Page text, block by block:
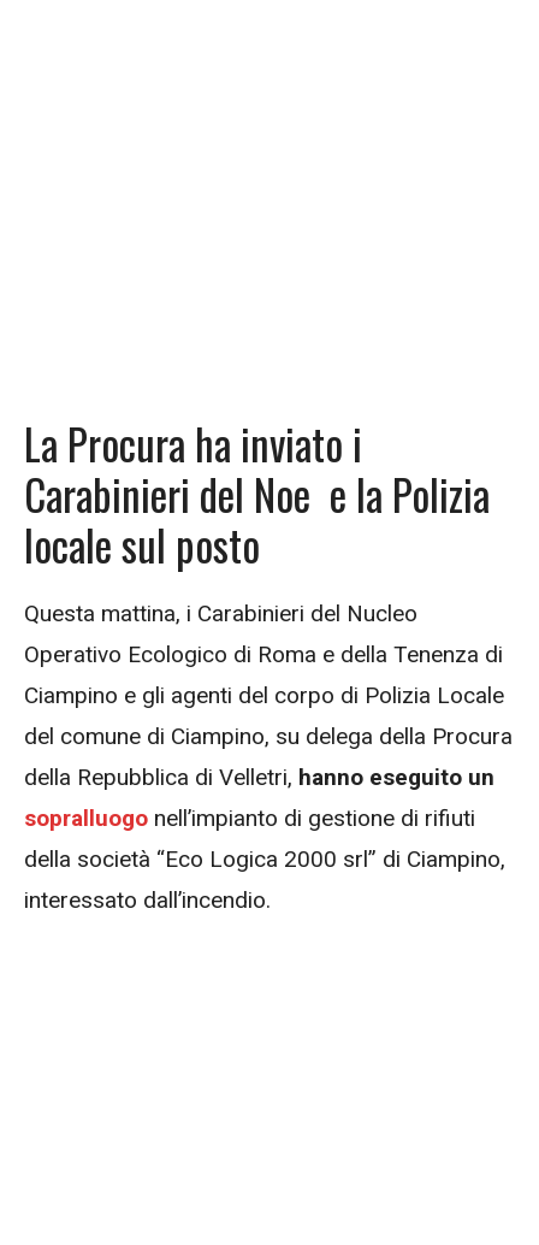
La Procura ha inviato i
Carabinieri del Noe e la Polizia
locale sul posto
Questa mattina, i Carabinieri del Nucleo
Operativo Ecologico di Roma e della Tenenza di
Ciampino e gli agenti del corpo di Polizia Locale
del comune di Ciampino, su delega della Procura
della Repubblica di Velletri, hanno eseguito un
sopralluogo nell’impianto di gestione di rifiuti
della società “Eco Logica 2000 srl” di Ciampino,
interessato dall’incendio.